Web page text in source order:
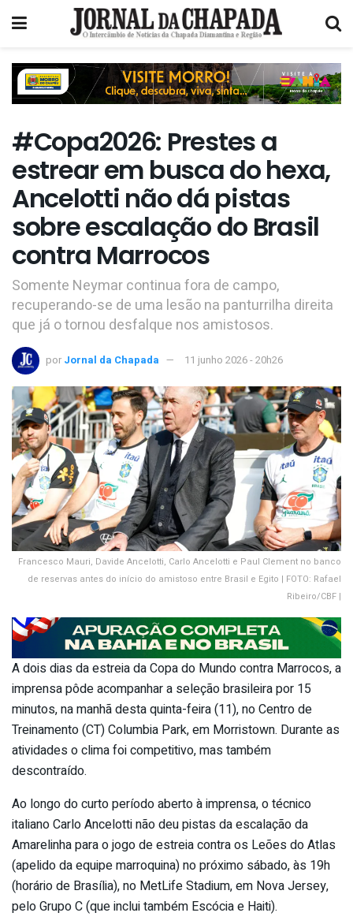
#Copa2026: Prestes a
estrear em busca do hexa,
Ancelotti não dá pistas
sobre escalação do Brasil
contra Marrocos
Somente Neymar continua fora de campo,
recuperando-se de uma lesão na panturrilha direita
que já o tornou desfalque nos amistosos.
por Jornal da Chapada 11 junho 2026 - 20h26
Francesco Mauri, Davide Ancelotti, Carlo Ancelotti e Paul Clement no banco
de reservas antes do início do amistoso entre Brasil e Egito | FOTO: Rafael
Ribeiro/CBF |
A dois dias da estreia da Copa do Mundo contra Marrocos, a
imprensa pôde acompanhar a seleção brasileira por 15
minutos, na manhã desta quinta-feira (11), no Centro de
Treinamento (CT) Columbia Park, em Morristown. Durante as
atividades o clima foi competitivo, mas também
descontraído.
Ao longo do curto período aberto à imprensa, o técnico
italiano Carlo Ancelotti não deu pistas da escalação da
Amarelinha para o jogo de estreia contra os Leões do Atlas
(apelido da equipe marroquina) no próximo sábado, às 19h
(horário de Brasília), no MetLife Stadium, em Nova Jersey,
pelo Grupo C (que inclui também Escócia e Haiti).